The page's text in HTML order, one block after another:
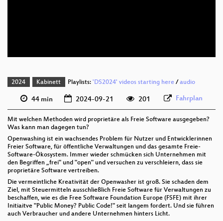
2024 Kabinett Playlists: 'DS2024' videos starting here/ audio
44 min 2024-09-21 201 Fahrplan
Mit welchen Methoden wird proprietäre als Freie Software ausgegeben?
Was kann man dagegen tun?
Openwashing ist ein wachsendes Problem für Nutzer und Entwicklerinnen
Freier Software, für öffentliche Verwaltungen und das gesamte Freie-
Software-Ökosystem. Immer wieder schmücken sich Unternehmen mit
den Begriffen „frei" und "open" und versuchen zu verschleiern, dass sie
proprietäre Software vertreiben.
Die vermeintliche Kreativität der Openwasher ist groß. Sie schaden dem
Ziel, mit Steuermitteln ausschließlich Freie Software für Verwaltungen zu
beschaffen, wie es die Free Software Foundation Europe (FSFE) mit ihrer
Initiaitve "Public Money? Public Code!" seit langem fordert. Und sie führen
auch Verbraucher und andere Unternehmen hinters Licht.